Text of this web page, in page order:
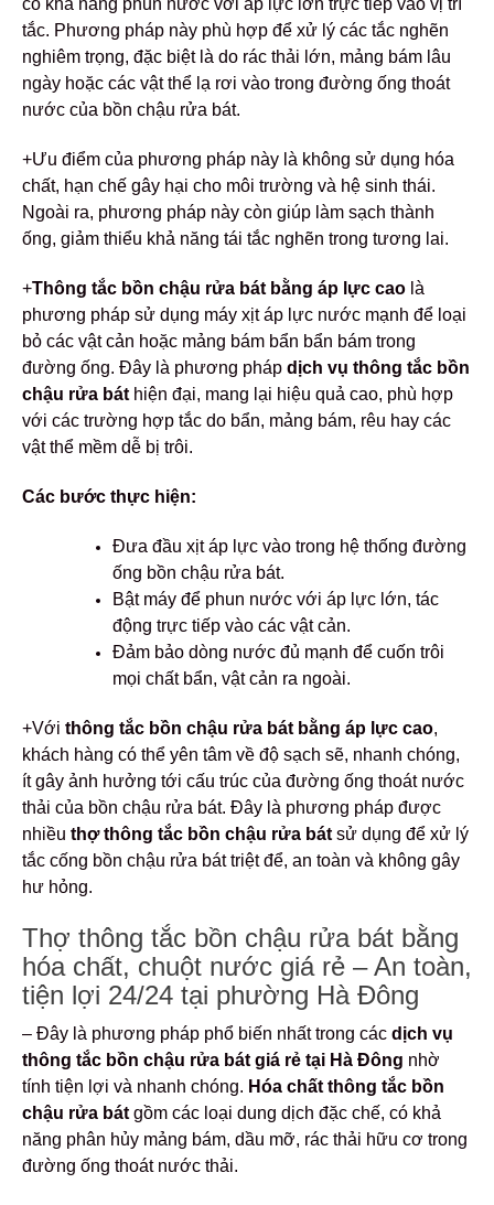
có khả năng phun nước với áp lực lớn trực tiếp vào vị trí
tắc. Phương pháp này phù hợp để xử lý các tắc nghẽn
nghiêm trọng, đặc biệt là do rác thải lớn, mảng bám lâu
ngày hoặc các vật thể lạ rơi vào trong đường ống thoát
nước của bồn chậu rửa bát.
+Ưu điểm của phương pháp này là không sử dụng hóa
chất, hạn chế gây hại cho môi trường và hệ sinh thái.
Ngoài ra, phương pháp này còn giúp làm sạch thành
ống, giảm thiểu khả năng tái tắc nghẽn trong tương lai.
+Thông tắc bồn chậu rửa bát bằng áp lực cao là
phương pháp sử dụng máy xịt áp lực nước mạnh để loại
bỏ các vật cản hoặc mảng bám bẩn bẩn bám trong
đường ống. Đây là phương pháp dịch vụ thông tắc bồn
chậu rửa bát hiện đại, mang lại hiệu quả cao, phù hợp
với các trường hợp tắc do bẩn, mảng bám, rêu hay các
vật thể mềm dễ bị trôi.
Các bước thực hiện:
Đưa đầu xịt áp lực vào trong hệ thống đường
ống bồn chậu rửa bát.
Bật máy để phun nước với áp lực lớn, tác
động trực tiếp vào các vật cản.
Đảm bảo dòng nước đủ mạnh để cuốn trôi
mọi chất bẩn, vật cản ra ngoài.
+Với thông tắc bồn chậu rửa bát bằng áp lực cao,
khách hàng có thể yên tâm về độ sạch sẽ, nhanh chóng,
ít gây ảnh hưởng tới cấu trúc của đường ống thoát nước
thải của bồn chậu rửa bát. Đây là phương pháp được
nhiều thợ thông tắc bồn chậu rửa bát sử dụng để xử lý
tắc cống bồn chậu rửa bát triệt để, an toàn và không gây
hư hỏng.
Thợ thông tắc bồn chậu rửa bát bằng
hóa chất, chuột nước giá rẻ – An toàn,
tiện lợi 24/24 tại phường Hà Đông
– Đây là phương pháp phổ biến nhất trong các dịch vụ
thông tắc bồn chậu rửa bát giá rẻ tại Hà Đông nhờ
tính tiện lợi và nhanh chóng. Hóa chất thông tắc bồn
chậu rửa bát gồm các loại dung dịch đặc chế, có khả
năng phân hủy mảng bám, dầu mỡ, rác thải hữu cơ trong
đường ống thoát nước thải.